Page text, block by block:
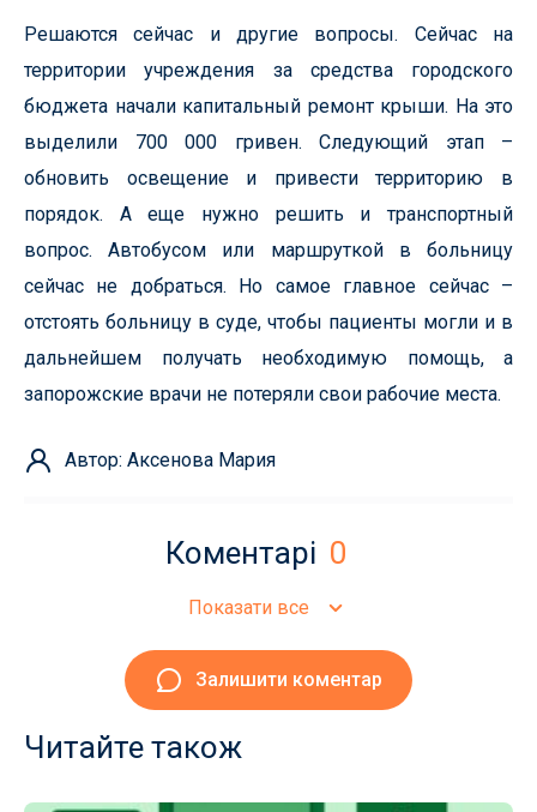
Решаются сейчас и другие вопросы. Сейчас на
территории учреждения за средства городского
бюджета начали капитальный ремонт крыши. На это
выделили 700 000 гривен. Следующий этап –
обновить освещение и привести территорию в
порядок. А еще нужно решить и транспортный
вопрос. Автобусом или маршруткой в больницу
сейчас не добраться. Но самое главное сейчас –
отстоять больницу в суде, чтобы пациенты могли и в
дальнейшем получать необходимую помощь, а
запорожские врачи не потеряли свои рабочие места.
Автор: Аксенова Мария
Коментарі 0
Показати все
Залишити коментар
Читайте також